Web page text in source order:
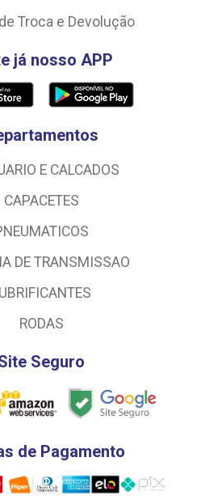
Troca e Devolução
já nosso APP
E CALCADOS
CAPACETES
DE TRANSMISSAO
RODAS
Seguro
de Pagamento